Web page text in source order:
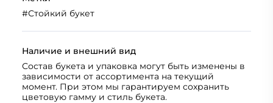
#Стойкий букет
Наличие и внешний вид
Состав букета и упаковка могут быть изменены в
зависимости от ассортимента на текущий
момент. При этом мы гарантируем сохранить
цветовую гамму и стиль букета.